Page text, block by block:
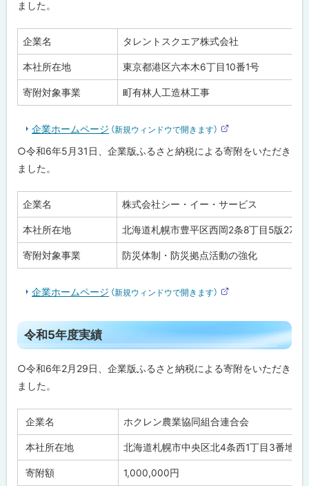
ました。
企業名 タレントスクエア株式会社
本社所在地 東京都港区六本木6丁目10番1号
寄附対象事業 町有林人工造林工事
企業ホームページ （新規ウィンドウで開きます）
部
サ
○令和6年5月31日、企業版ふるさと納税による寄附をいただき
ました。
企業名 株式会社シー・イー・サービス
本社所在地 北海道札幌市豊平区西岡2条8丁目5版27号
寄附対象事業 防災体制・防災拠点活動の強化
企業ホームページ （新規ウィンドウで開きます）
サ
ト
ト
ッ
プ
に
令和5年度実績
○令和6年2月29日、企業版ふるさと納税による寄附をいただき
ました。
企業名 ホクレン農業協同組合連合会
本社所在地 北海道札幌市中央区北4条西1丁目3番地
寄附額 1,000,000円